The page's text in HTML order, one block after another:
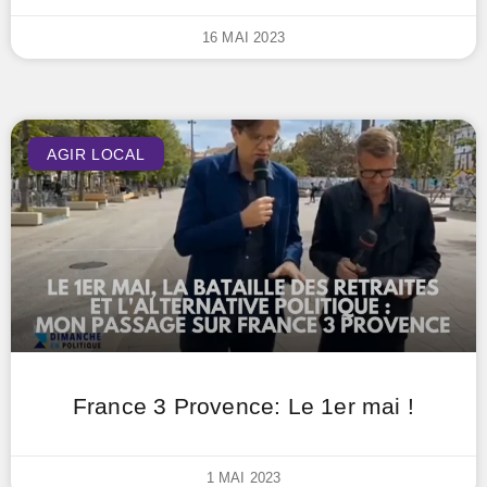
16 MAI 2023
AGIR LOCAL
France 3 Provence: Le 1er mai !
1 MAI 2023